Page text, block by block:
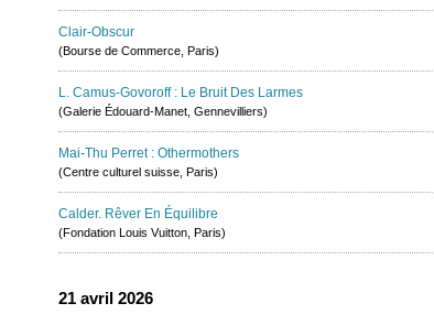
Clair-Obscur
(Bourse de Commerce, Paris)
L. Camus-Govoroff : Le Bruit Des Larmes
(Galerie Édouard-Manet, Gennevilliers)
Mai-Thu Perret : Othermothers
(Centre culturel suisse, Paris)
Calder. Rêver En Équilibre
(Fondation Louis Vuitton, Paris)
21 avril 2026